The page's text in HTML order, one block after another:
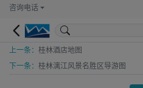
咨询电话
上一条： 桂林酒店地图
下一条： 桂林漓江风景名胜区导游图